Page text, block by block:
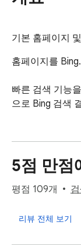
기본 홈페이지
홈페이지를
빠른 검색 기능
으로 Bing 검색
5점 만점
평점 109개
리뷰 전체 보기